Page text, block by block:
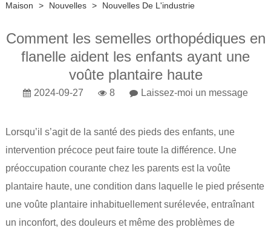
Maison > Nouvelles > Nouvelles De L'industrie
Comment les semelles orthopédiques en
flanelle aident les enfants ayant une
voûte plantaire haute
2024-09-27 8 Laissez-moi un message
Lorsqu’il s’agit de la santé des pieds des enfants, une
intervention précoce peut faire toute la différence. Une
préoccupation courante chez les parents est la voûte
plantaire haute, une condition dans laquelle le pied présente
une voûte plantaire inhabituellement surélevée, entraînant
un inconfort, des douleurs et même des problèmes de